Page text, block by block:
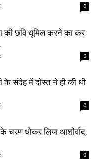
0
की छवि धूमिल करने का कर
0
के संदेह में दोस्त ने ही की थी
0
चरण धोकर लिया आशीर्वाद,
0